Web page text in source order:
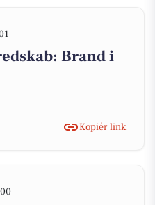
Brand i
Kopiér link